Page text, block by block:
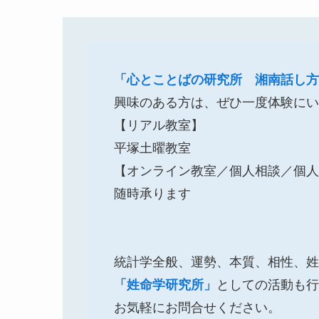
「心とことばの研究所 湘南話し
興味のある方は、ぜひ一度体験に
【リアル教室】
平塚土曜教室
【オンライン教室／個人相談／個
随時承ります
統計学全般、運勢、本質、相性、
「姓命学研究所」
としての活動も
お気軽にお問合せください。